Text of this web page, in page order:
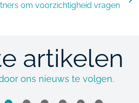
om voorzichtigheid vragen
artikelen
ons nieuws te volgen.